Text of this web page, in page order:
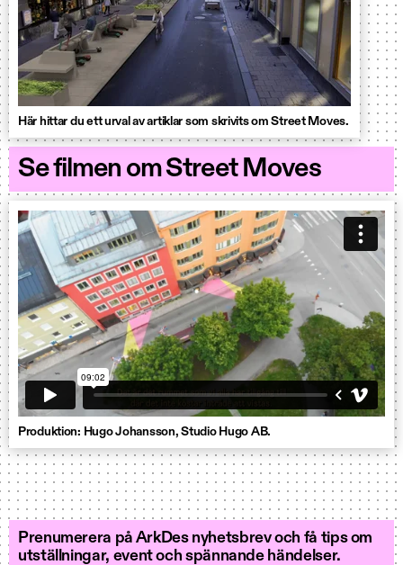
Här hittar du ett urval av artiklar som skrivits om Street Moves.
Se filmen om Street Moves
Produktion: Hugo Johansson, Studio Hugo AB.
Prenumerera på ArkDes nyhetsbrev och få tips om
utställningar, event och spännande händelser.